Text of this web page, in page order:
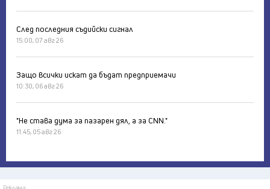
След последния съдийски сигнал
15:00, 07 авг 26
Защо всички искат да бъдат предприемачи
10:30, 06 авг 26
"Не става дума за пазарен дял, а за CNN."
11:45, 05 авг 26